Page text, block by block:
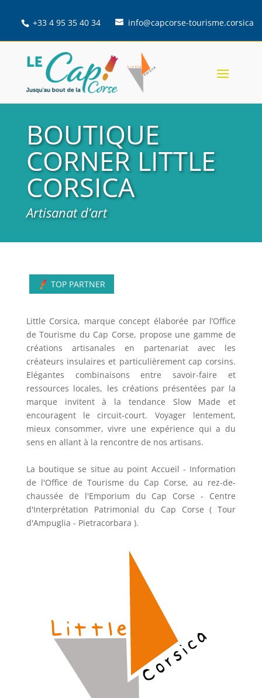
+33 4 95 35 40 34 info@capcorse-tourisme.corsica
BOUTIQUE
CORNER LITTLE
CORSICA
Artisanat d‘art
TOP PARTNER
Little Corsica, marque concept élaborée par l’Office
de Tourisme du Cap Corse, propose une gamme de
créations artisanales en partenariat avec les
créateurs insulaires et particulièrement cap corsins.
Elégantes combinaisons entre savoir-faire et
ressources locales, les créations présentées par la
marque invitent à la tendance Slow Made et
encouragent le circuit-court. Voyager lentement,
mieux consommer, vivre une expérience qui a du
sens en allant à la rencontre de nos artisans.
La boutique se situe au point Accueil - Information
de l'Office de Tourisme du Cap Corse, au rez-de-
chaussée de l'Emporium du Cap Corse - Centre
d'Interprétation Patrimonial du Cap Corse ( Tour
d'Ampuglia - Pietracorbara ).